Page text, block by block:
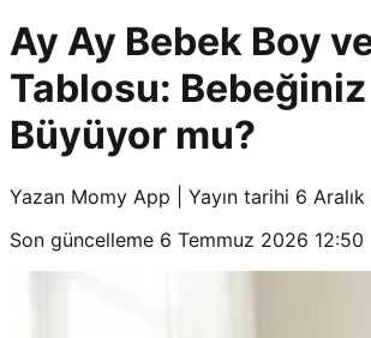
Ay Ay Bebek Boy
Tablosu: Bebeğiniz
Büyüyor mu?
Yazan Momy App | Yayın tarihi 6
Son güncelleme 6 Temmuz 2026 12:50